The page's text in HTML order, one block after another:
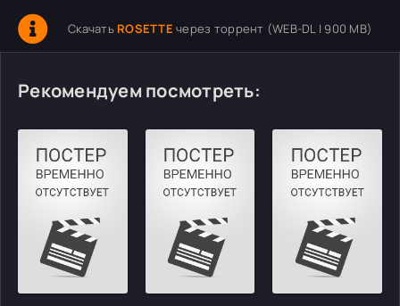
Скачать ROSETTE через торрент (WEB-DL | 900 MB)
Рекомендуем посмотреть: